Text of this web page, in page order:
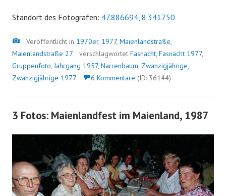
Standort des Fotografen: 47.886694, 8.341750
Bild
Veröffentlicht in 1970er, 1977, Maienlandstraße,
Maienlandstraße 27
verschlagwortet Fasnacht, Fasnacht 1977,
Gruppenfoto,Jahrgang 1957, Narrenbaum, Zwanzigjährige,
Zwanzigjährige 1977
6 Kommentare (ID: 36144)
3 Fotos: Maienlandfest im Maienland, 1987